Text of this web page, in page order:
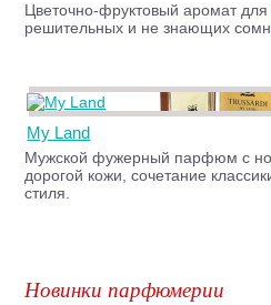
Цветочно-фруктовый аромат
решительных и не знающих
My Land
Мужской фужерный парфюм с
дорогой кожи, сочетание
стиля.
Новинки парфюмерии